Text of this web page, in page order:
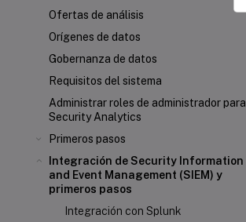
Ofertas de análisis
Orígenes de datos
Gobernanza de datos
Requisitos del sistema
Administrar roles de administrador para
Security Analytics
Primeros pasos
Integración de Security Information
and Event Management (SIEM) y
primeros pasos
Integración con Splunk